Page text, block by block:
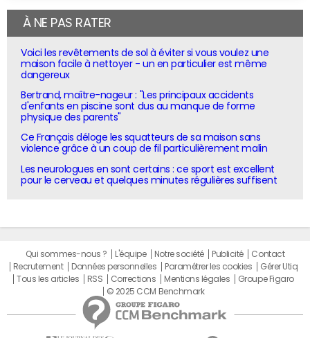
À NE PAS RATER
Voici les revêtements de sol à éviter si vous voulez une
maison facile à nettoyer - un en particulier est même
dangereux
Bertrand, maître-nageur : "Les principaux accidents
d'enfants en piscine sont dus au manque de forme
physique des parents"
Ce Français déloge les squatteurs de sa maison sans
violence grâce à un coup de fil particulièrement malin
Les neurologues en sont certains : ce sport est excellent
pour le cerveau et quelques minutes régulières suffisent
Qui sommes-nous ? L'équipe Notre société Publicité
Contact
Recrutement
Données personnelles Paramétrer les cookies
Gérer Utiq
Tous les articles
RSS Corrections Mentions légales
Groupe Figaro
© 2025 CCM Benchmark